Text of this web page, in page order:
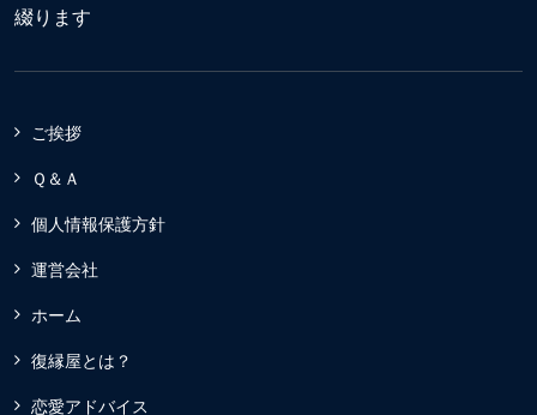
綴ります
ご挨拶
Ｑ＆Ａ
個人情報保護方針
運営会社
ホーム
復縁屋とは？
恋愛アドバイス